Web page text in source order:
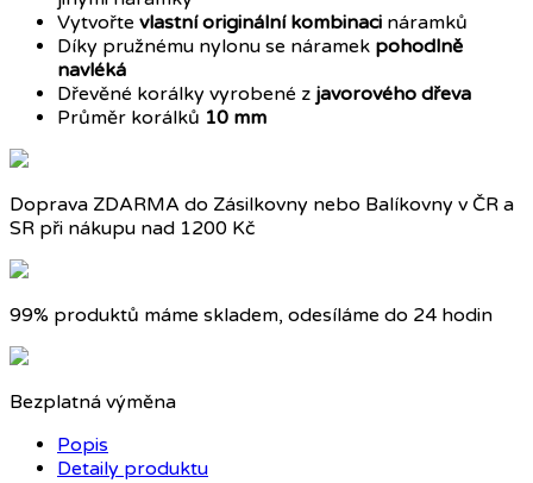
Vytvořte vlastní originální kombinaci náramků
Díky pružnému nylonu se náramek pohodlně
navléká
Dřevěné korálky vyrobené z javorového dřeva
Průměr korálků 10 mm
Doprava ZDARMA do Zásilkovny nebo Balíkovny v ČR a
SR při nákupu nad 1200 Kč
99% produktů máme skladem, odesíláme do 24 hodin
Bezplatná výměna
Popis
Detaily produktu